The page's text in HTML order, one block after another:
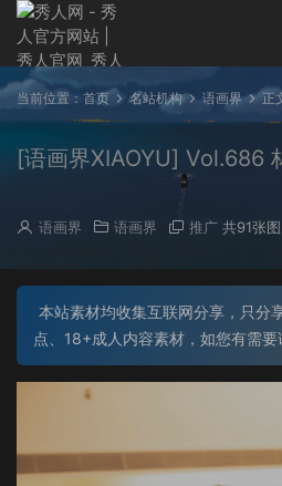
当前位置： 首页 名站机构 语画界 正
[语画界XIAOYU] Vol.686
语画界 语画界 推广 共91张
本站素材均收集互联网分享，只分
点、18+成人内容素材，如您有需要